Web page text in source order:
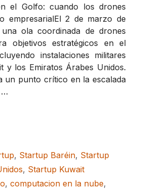
el Golfo: cuando los drones
empresarialEl 2 de marzo de
ola coordinada de drones
objetivos estratégicos en el
instalaciones militares
y los Emiratos Árabes Unidos.
un punto crítico en la escalada
…
, Startup Baréin, Startup
, Startup Kuwait
, computacion en la nube,